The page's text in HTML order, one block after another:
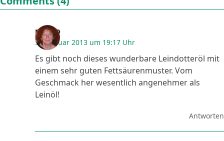
mezzo
5. Februar 2013 um 19:17 Uhr
Es gibt noch dieses wunderbare Leindotteröl mit
einem sehr guten Fettsäurenmuster. Vom
Geschmack her wesentlich angenehmer als
Leinöl!
Antworten